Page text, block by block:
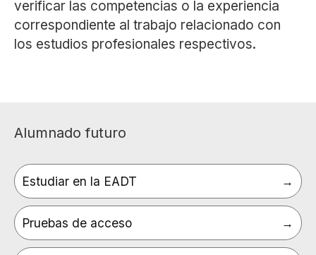
verificar las competencias o la experiencia
correspondiente al trabajo relacionado con
los estudios profesionales respectivos.
Alumnado futuro
Estudiar en la EADT
Pruebas de acceso